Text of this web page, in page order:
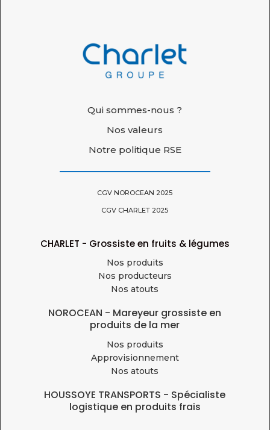
Qui sommes-nous ?
Nos valeurs
Notre politique RSE
CGV NOROCEAN 2025
CGV CHARLET 2025
CHARLET - Grossiste en fruits & légumes
Nos produits
Nos producteurs
Nos atouts
NOROCEAN - Mareyeur grossiste en
produits de la mer
Nos produits
Approvisionnement
Nos atouts
HOUSSOYE TRANSPORTS - Spécialiste
logistique en produits frais